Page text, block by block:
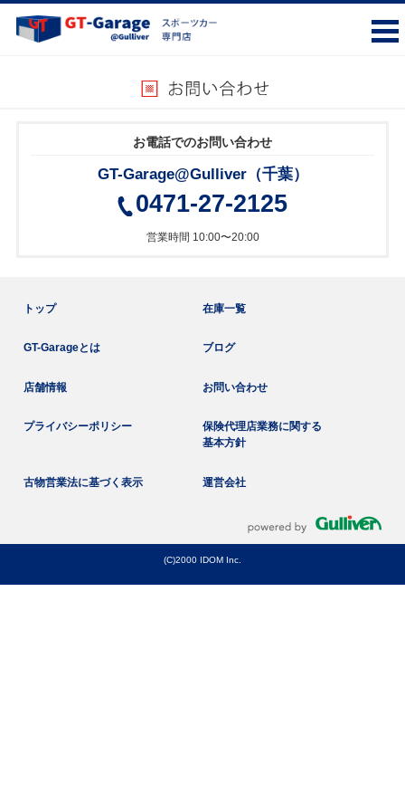
お電話でのお問い合わせ
GT-Garage@Gulliver（千葉）
0471-27-2125
営業時間 10:00〜20:00
トップ 在庫一覧
GT-Garageとは ブログ
店舗情報 お問い合わせ
プライバシーポリシー
保険代理店業務に関する
基本方針
古物営業法に基づく表示 運営会社
(C)2000 IDOM Inc.